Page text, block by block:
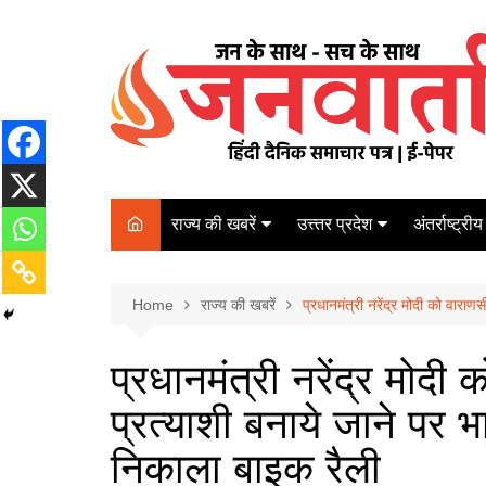
राज्य की खबरें
पटना
कोलकाता
नई दिल्ली
मुम्बई
उत्त्तर प्रदेश
कानपुर
आज़मगढ़
ग़ाज़ीपुर
बलिया
अंतर्राष्ट्रीय
Home राज्य की खबरें प्रधानमंत्री नरेंद्र मोदी को
प्रधानमंत्री नरेंद्र मोदी
प्रत्याशी बनाये जाने पर
निकाला बाइक रैली